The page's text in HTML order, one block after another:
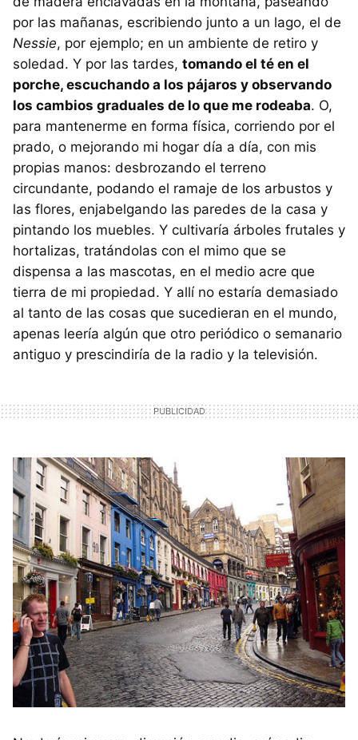
por las mañanas, escribiendo junto a un lago, el de
Nessie, por ejemplo; en un ambiente de retiro y
soledad. Y por las tardes, tomando el té en el
porche, escuchando a los pájaros y observando
los cambios graduales de lo que me rodeaba. O,
para mantenerme en forma física, corriendo por el
prado, o mejorando mi hogar día a día, con mis
propias manos: desbrozando el terreno
circundante, podando el ramaje de los arbustos y
las flores, enjabelgando las paredes de la casa y
pintando los muebles. Y cultivaría árboles frutales y
hortalizas, tratándolas con el mimo que se
dispensa a las mascotas, en el medio acre que
tierra de mi propiedad. Y allí no estaría demasiado
al tanto de las cosas que sucedieran en el mundo,
apenas leería algún que otro periódico o semanario
antiguo y prescindiría de la radio y la televisión.